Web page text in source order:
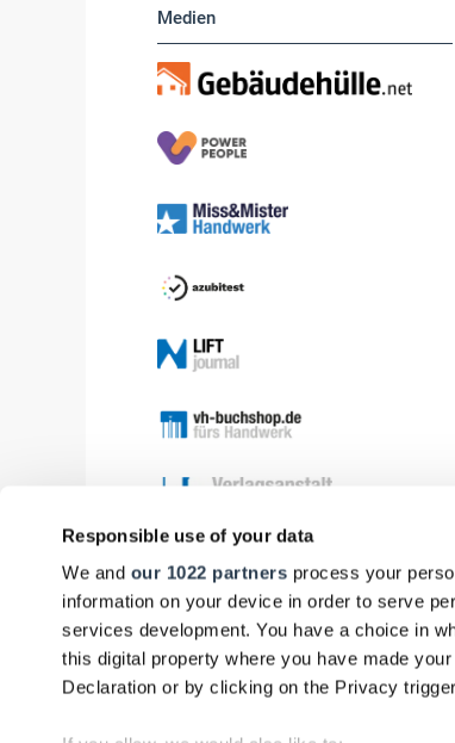
Responsible use of your data
We and our 1022 partners process your
information on your device in order to serve
services development. You have a choice in
this digital property where you have made
Declaration or by clicking on the Privacy
Medien